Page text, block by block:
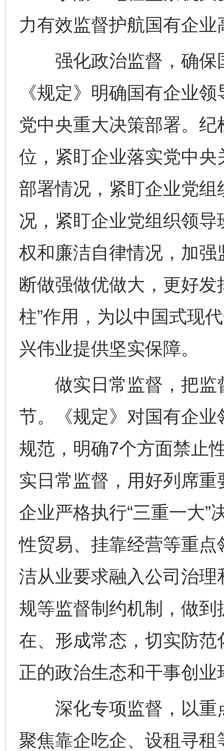
力有效监督护航国有企业
强化政治监督，确保
《规定》明确国有企业
党中央重大决策部署。
位，紧盯企业落实党中
部署情况，紧盯企业党
况，紧盯企业党组织领导
权和廉洁自律情况，加
断做强做优做大，更好发
柱”作用，为以中国式现
兴伟业提供坚实保障。
做实日常监督，把监
节。《规定》对国有企
规范，明确7个方面禁止
实日常监督，用好列席
企业严格执行“三重一大
性贸易、挂靠经营等重
洁从业要求融入公司治
规等监督制约机制，做
在、形成常态，切实防
正的政治生态和干事创业
深化专项监督，以重
聚焦靠企吃企、设租寻